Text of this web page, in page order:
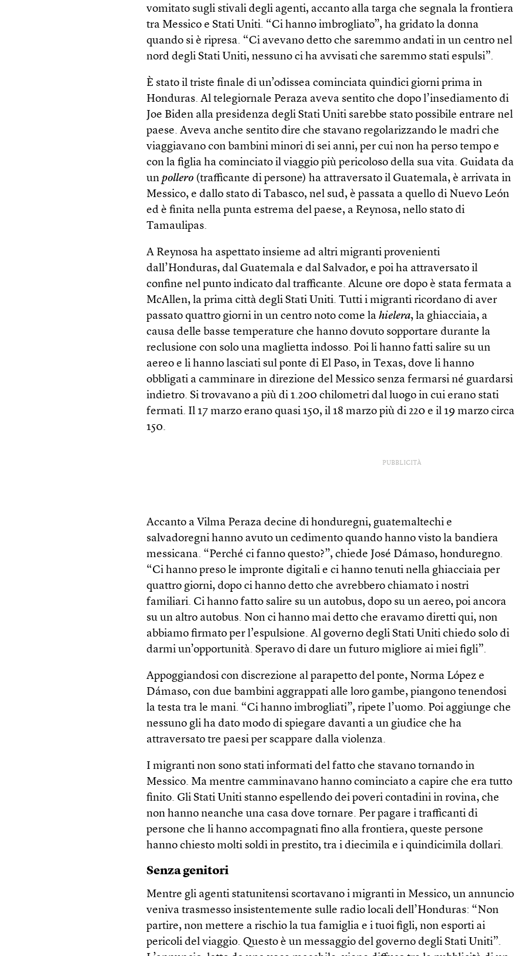
vomitato sugli stivali degli agenti, accanto alla targa che segnala la frontiera
tra Messico e Stati Uniti. “Ci hanno imbrogliato”, ha gridato la donna
quando si è ripresa. “Ci avevano detto che saremmo andati in un centro nel
nord degli Stati Uniti, nessuno ci ha avvisati che saremmo stati espulsi”.
È stato il triste finale di un’odissea cominciata quindici giorni prima in
Honduras. Al telegiornale Peraza aveva sentito che dopo l’insediamento di
Joe Biden alla presidenza degli Stati Uniti sarebbe stato possibile entrare nel
paese. Aveva anche sentito dire che stavano regolarizzando le madri che
viaggiavano con bambini minori di sei anni, per cui non ha perso tempo e
con la figlia ha cominciato il viaggio più pericoloso della sua vita. Guidata da
unpollero (trafficante di persone) ha attraversato il Guatemala, è arrivata in
Messico, e dallo stato di Tabasco, nel sud, è passata a quello di Nuevo León
ed è finita nella punta estrema del paese, a Reynosa, nello stato di
Tamaulipas.
A Reynosa ha aspettato insieme ad altri migranti provenienti
dall’Honduras, dal Guatemala e dal Salvador, e poi ha attraversato il
confine nel punto indicato dal trafficante. Alcune ore dopo è stata fermata a
McAllen, la prima città degli Stati Uniti. Tutti i migranti ricordano di aver
passato quattro giorni in un centro noto come lahielera, la ghiacciaia, a
causa delle basse temperature che hanno dovuto sopportare durante la
reclusione con solo una maglietta indosso. Poi li hanno fatti salire su un
aereo e li hanno lasciati sul ponte di El Paso, in Texas, dove li hanno
obbligati a camminare in direzione del Messico senza fermarsi né guardarsi
indietro. Si trovavano a più di 1.200 chilometri dal luogo in cui erano stati
fermati. Il 17 marzo erano quasi 150, il 18 marzo più di 220 e il 19 marzo circa
150.
PUBBLICITÀ
Accanto a Vilma Peraza decine di honduregni, guatemaltechi e
salvadoregni hanno avuto un cedimento quando hanno visto la bandiera
messicana. “Perché ci fanno questo?”, chiede José Dámaso, honduregno.
“Ci hanno preso le impronte digitali e ci hanno tenuti nella ghiacciaia per
quattro giorni, dopo ci hanno detto che avrebbero chiamato i nostri
familiari. Ci hanno fatto salire su un autobus, dopo su un aereo, poi ancora
su un altro autobus. Non ci hanno mai detto che eravamo diretti qui, non
abbiamo firmato per l’espulsione. Al governo degli Stati Uniti chiedo solo di
darmi un’opportunità. Speravo di dare un futuro migliore ai miei figli”.
Appoggiandosi con discrezione al parapetto del ponte, Norma López e
Dámaso, con due bambini aggrappati alle loro gambe, piangono tenendosi
la testa tra le mani. “Ci hanno imbrogliati”, ripete l’uomo. Poi aggiunge che
nessuno gli ha dato modo di spiegare davanti a un giudice che ha
attraversato tre paesi per scappare dalla violenza.
I migranti non sono stati informati del fatto che stavano tornando in
Messico. Ma mentre camminavano hanno cominciato a capire che era tutto
finito. Gli Stati Uniti stanno espellendo dei poveri contadini in rovina, che
non hanno neanche una casa dove tornare. Per pagare i trafficanti di
persone che li hanno accompagnati fino alla frontiera, queste persone
hanno chiesto molti soldi in prestito, tra i diecimila e i quindicimila dollari.
Senza genitori
Mentre gli agenti statunitensi scortavano i migranti in Messico, un annuncio
veniva trasmesso insistentemente sulle radio locali dell’Honduras: “Non
partire, non mettere a rischio la tua famiglia e i tuoi figli, non esporti ai
pericoli del viaggio. Questo è un messaggio del governo degli Stati Uniti”.